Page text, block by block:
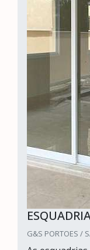
G&S PORTOES /